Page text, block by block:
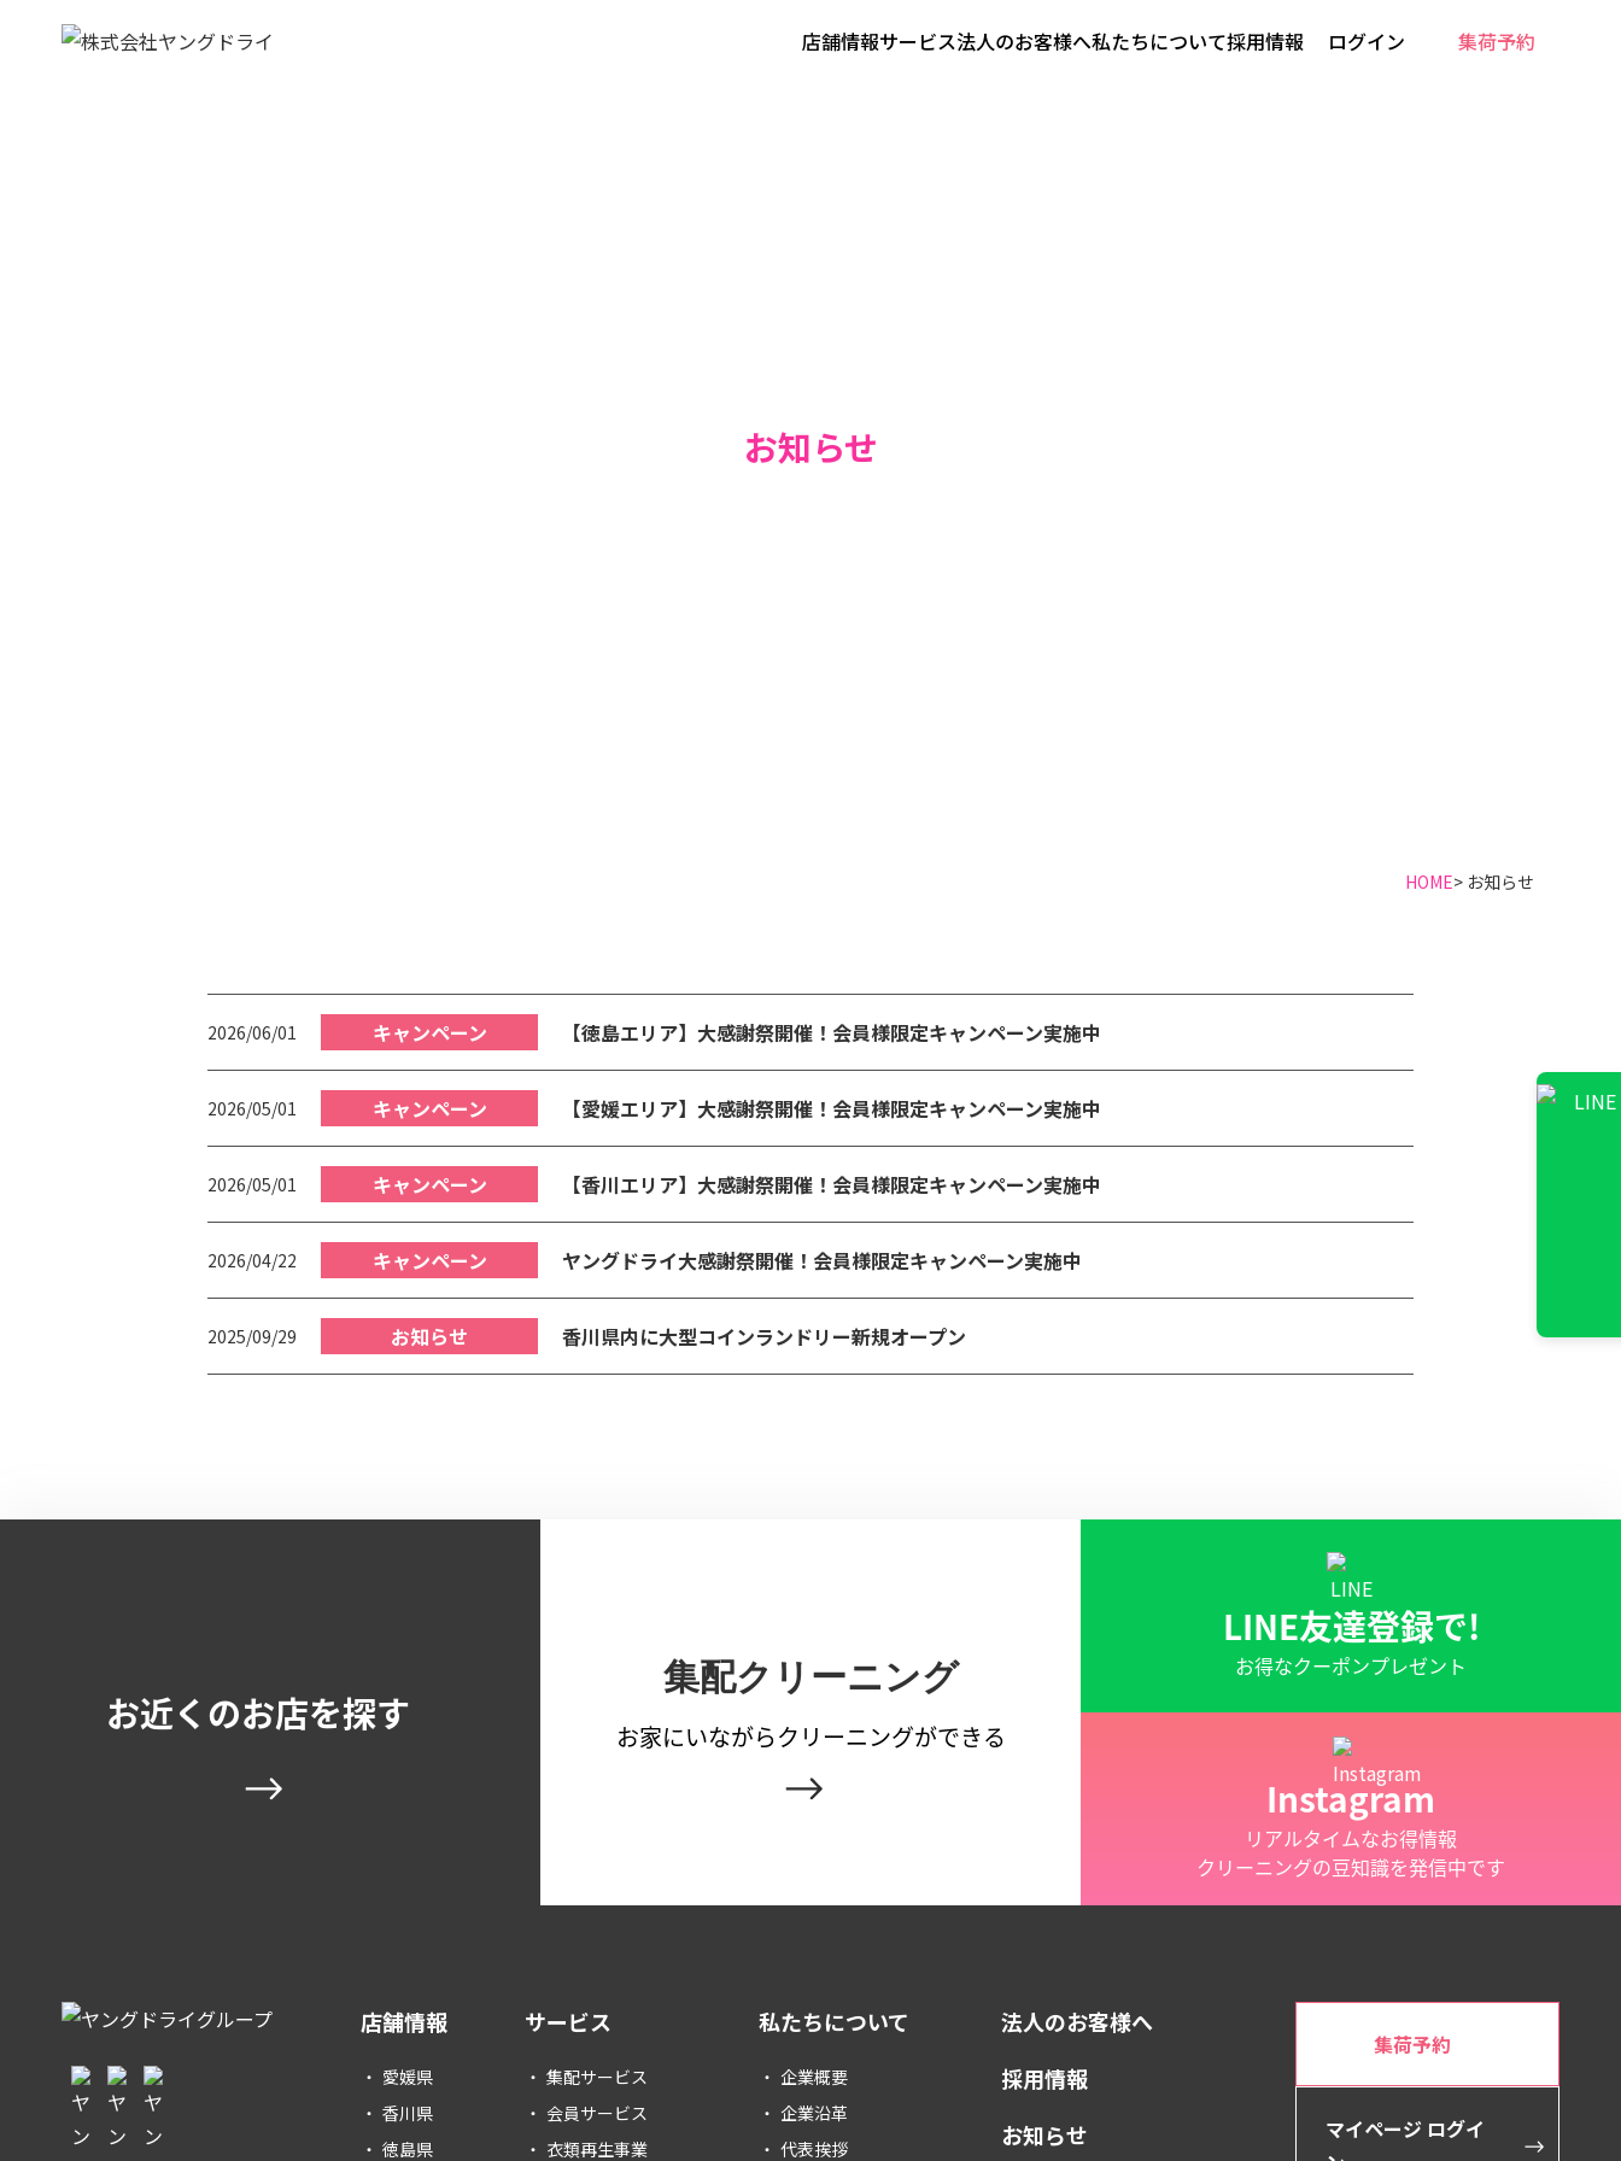
店舗情報サービス法人のお客様へ私たちについて採用情報 ログイン 集荷予約
お知らせ
HOME> お知らせ
2026/06/01 キャンペーン 【徳島エリア】大感謝祭開催！会員様限定キャンペーン実施中
2026/05/01 キャンペーン 【愛媛エリア】大感謝祭開催！会員様限定キャンペーン実施中
2026/05/01 キャンペーン 【香川エリア】大感謝祭開催！会員様限定キャンペーン実施中
2026/04/22 キャンペーン ヤングドライ大感謝祭開催！会員様限定キャンペーン実施中
2025/09/29 お知らせ 香川県内に大型コインランドリー新規オープン
お近くのお店を探す
集配クリーニング
お家にいながらクリーニングができる
LINE友達登録で!
お得なクーポンプレゼント
Instagram
リアルタイムなお得情報
クリーニングの豆知識を発信中です
店舗情報
愛媛県
香川県
徳島県
サービス
集配サービス
会員サービス
衣類再生事業
私たちについて
企業概要
企業沿革
代表挨拶
法人のお客様へ
採用情報
お知らせ
集荷予約
マイページ ログイ